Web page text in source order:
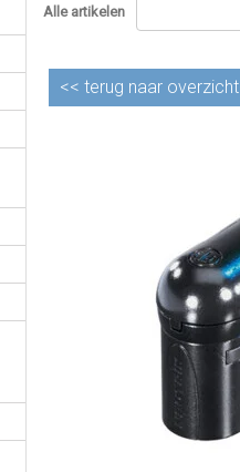
Alle artikelen
<< terug naar overzicht